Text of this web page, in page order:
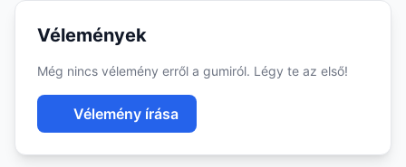
Vélemények
Még nincs vélemény erről a gumiról. Légy te az első!
Vélemény írása